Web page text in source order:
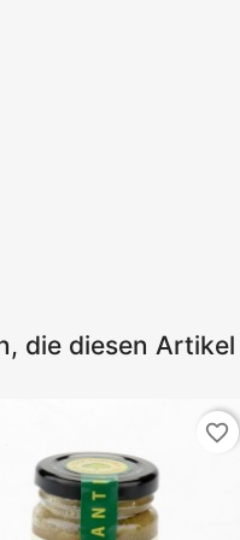
die diesen
favorite_border